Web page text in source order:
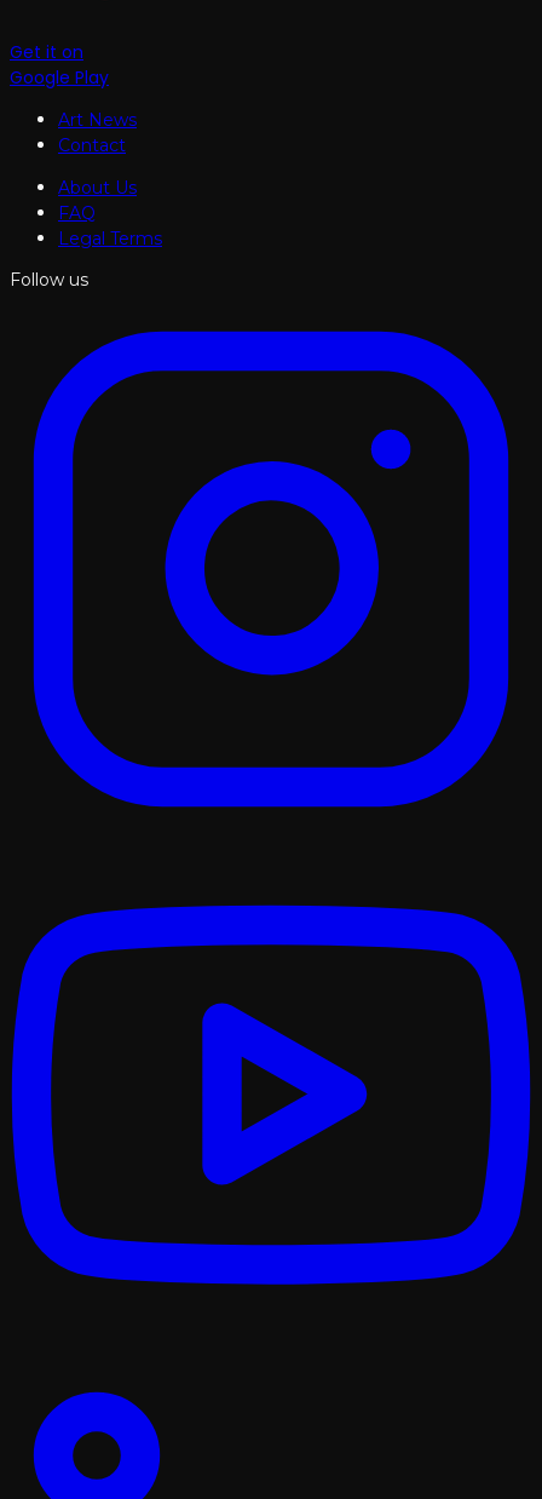
Get it on
Google Play
Art News
Contact
About Us
FAQ
Legal Terms
Follow us